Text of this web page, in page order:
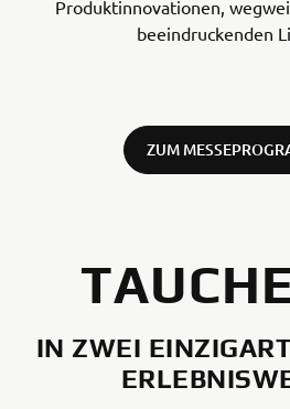
Produktinnovationen,
beeindruckenden
ZUM
IN ZWEI